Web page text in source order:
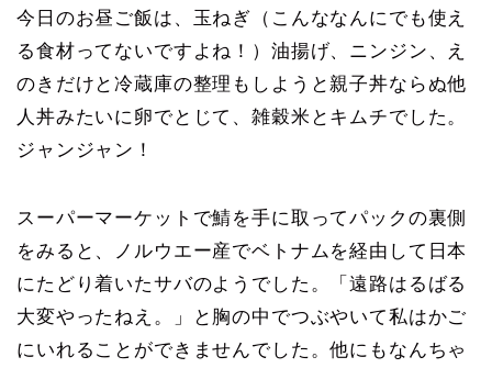
今日のお昼ご飯は、玉ねぎ（こんななんにでも使え
る食材ってないですよね！）油揚げ、ニンジン、え
のきだけと冷蔵庫の整理もしようと親子丼ならぬ他
人丼みたいに卵でとじて、雑穀米とキムチでした。
ジャンジャン！
スーパーマーケットで鯖を手に取ってパックの裏側
をみると、ノルウエー産でベトナムを経由して日本
にたどり着いたサバのようでした。「遠路はるばる
大変やったねえ。」と胸の中でつぶやいて私はかご
にいれることができませんでした。他にもなんちゃ